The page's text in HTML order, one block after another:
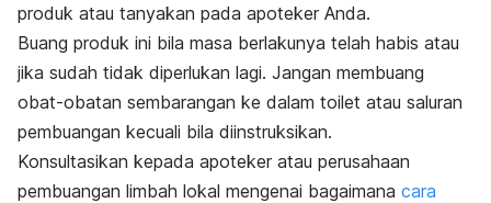
produk atau tanyakan pada apoteker Anda.
Buang produk ini bila masa berlakunya telah habis atau
jika sudah tidak diperlukan lagi. Jangan membuang
obat-obatan sembarangan ke dalam toilet atau saluran
pembuangan kecuali bila diinstruksikan.
Konsultasikan kepada apoteker atau perusahaan
pembuangan limbah lokal mengenai bagaimana cara